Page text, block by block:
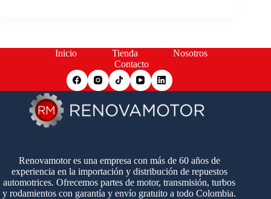
Inicio Tienda
Nosotros
Contacto
Renovamotor es una empresa con más de 60 años de
experiencia en la importación y distribución de repuestos
automotrices. Ofrecemos partes de motor, transmisión, turbos
y rodamientos con garantía y envío gratuito a todo Colombia.